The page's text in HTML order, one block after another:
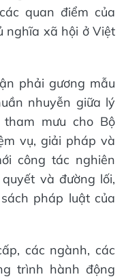
quan điểm của
nghĩa xã hội ở Việt
phải gương mẫu
nhuyễn giữa lý
mưu cho Bộ
vụ, giải pháp và
công tác nghiên
và đường lối,
pháp luật của
các ngành, các
trình hành động